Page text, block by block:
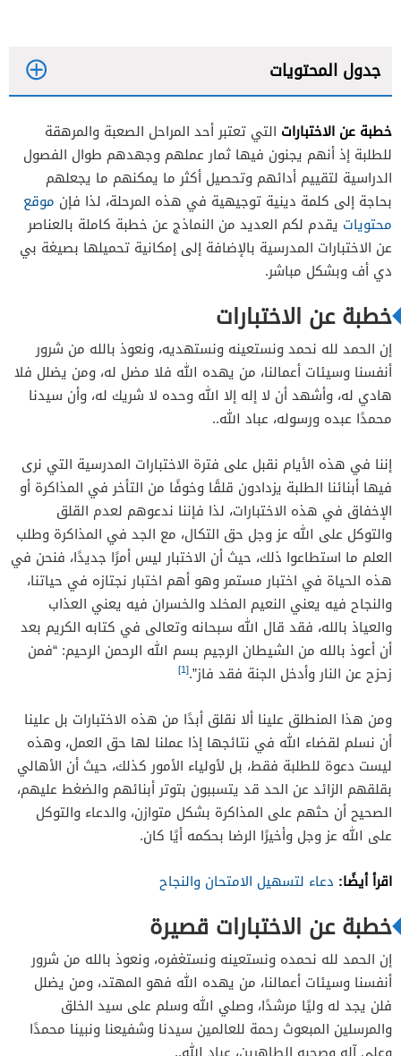
جدول المحتويات
خطبة عن الاختبارات التي تعتبر أحد المراحل الصعبة والمرهقة
للطلبة إذ أنهم يجنون فيها ثمار عملهم وجهدهم طوال الفصول
الدراسية لتقييم أدائهم وتحصيل أكثر ما يمكنهم ما يجعلهم
بحاجة إلى كلمة دينية توجيهية في هذه المرحلة، لذا فإن موقع
محتويات يقدم لكم العديد من النماذج عن خطبة كاملة بالعناصر
عن الاختبارات المدرسية بالإضافة إلى إمكانية تحميلها بصيغة بي
دي أف وبشكل مباشر.
خطبة عن الاختبارات
إن الحمد لله نحمد ونستعينه ونستهديه، ونعوذ بالله من شرور
أنفسنا وسيئات أعمالنا، من يهده الله فلا مضل له، ومن يضلل فلا
هادي له، وأشهد أن لا إله إلا الله وحده لا شريك له، وأن سيدنا
محمدًا عبده ورسوله، عباد الله..
إننا في هذه الأيام نقبل على فترة الاختبارات المدرسية التي نرى
فيها أبنائنا الطلبة يزدادون قلقًا وخوفًا من التأخر في المذاكرة أو
الإخفاق في هذه الاختبارات، لذا فإننا ندعوهم لعدم القلق
والتوكل على الله عز وجل حق التكال، مع الجد في المذاكرة وطلب
العلم ما استطاعوا ذلك، حيث أن الاختبار ليس أمرًا جديدًا، فنحن في
هذه الحياة في اختبار مستمر وهو أهم اختبار نجتازه في حياتنا،
والنجاح فيه يعني النعيم المخلد والخسران فيه يعني العذاب
والعياذ بالله، فقد قال الله سبحانه وتعالى في كتابه الكريم بعد
أن أعوذ بالله من الشيطان الرجيم بسم الله الرحمن الرحيم: “فمن
زحزح عن النار وأدخل الجنة فقد فاز”.[1]
ومن هذا المنطلق علينا ألا نقلق أبدًا من هذه الاختبارات بل علينا
أن نسلم لقضاء الله في نتائجها إذا عملنا لها حق العمل، وهذه
ليست دعوة للطلبة فقط، بل لأولياء الأمور كذلك، حيث أن الأهالي
بقلقهم الزائد عن الحد قد يتسببون بتوتر أبنائهم والضغط عليهم،
الصحيح أن حثهم على المذاكرة بشكل متوازن، والدعاء والتوكل
على الله عز وجل وأخيرًا الرضا بحكمه أيًا كان.
اقرأ أيضًا: دعاء لتسهيل الامتحان والنجاح
خطبة عن الاختبارات قصيرة
إن الحمد لله نحمده ونستعينه ونستغفره، ونعوذ بالله من شرور
أنفسنا وسيئات أعمالنا، من يهده الله فهو المهتد، ومن يضلل
فلن يجد له وليًا مرشدًا، وصلي الله وسلم على سيد الخلق
والمرسلين المبعوث رحمة للعالمين سيدنا وشفيعنا ونبينا محمدًا